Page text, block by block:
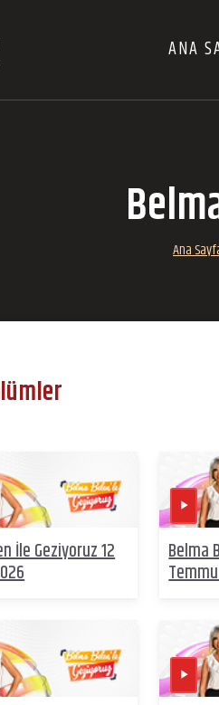
ANA
Ana
İle Geziyoruz 12 Belma